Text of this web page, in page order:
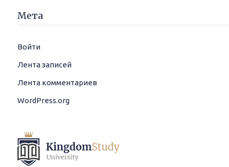
Мета
Войти
Лента записей
Лента комментариев
WordPress.org